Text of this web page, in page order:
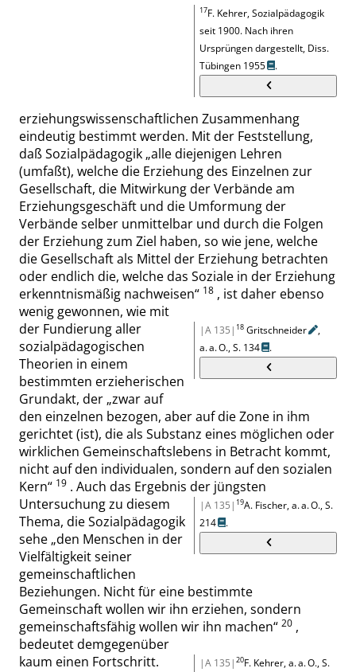
17F. Kehrer, Sozialpädagogik
seit 1900. Nach ihren
Ursprüngen dargestellt, Diss.
Tübingen 1955
.
erziehungswissenschaftlichen Zusammenhang
eindeutig bestimmt werden. Mit der Feststellung,
daß Sozialpädagogik „alle diejenigen Lehren
(umfaßt), welche die Erziehung des Einzelnen zur
Gesellschaft, die Mitwirkung der Verbände am
Erziehungsgeschäft und die Umformung der
Verbände selber unmittelbar und durch die Folgen
der Erziehung zum Ziel haben, so wie jene, welche
die Gesellschaft als Mittel der Erziehung betrachten
oder endlich die, welche das Soziale in der Erziehung
erkenntnismäßig nachweisen“ 18
|A 135| 18 Gritschneider
,
a. a. O.,S. 134 .
, ist daher ebenso
wenig gewonnen, wie mit
der Fundierung aller
sozialpädagogischen
Theorien in einem
bestimmten erzieherischen
Grundakt, der „zwar auf
den einzelnen bezogen, aber auf die Zone in ihm
gerichtet (ist), die als Substanz eines möglichen oder
wirklichen Gemeinschaftslebens in Betracht kommt,
nicht auf den individualen, sondern auf den sozialen
Kern“ 19
|A 135| 19A. Fischer, a. a. O.,S.
214
.
. Auch das Ergebnis der jüngsten
Untersuchung zu diesem
Thema, die Sozialpädagogik
sehe „den Menschen in der
Vielfältigkeit seiner
gemeinschaftlichen
Beziehungen. Nicht für eine bestimmte
Gemeinschaft wollen wir ihn erziehen, sondern
gemeinschaftsfähig wollen wir ihn machen“ 20
|A 135| 20F. Kehrer, a. a. O., S.
,
bedeutet demgegenüber
kaum einen Fortschritt.